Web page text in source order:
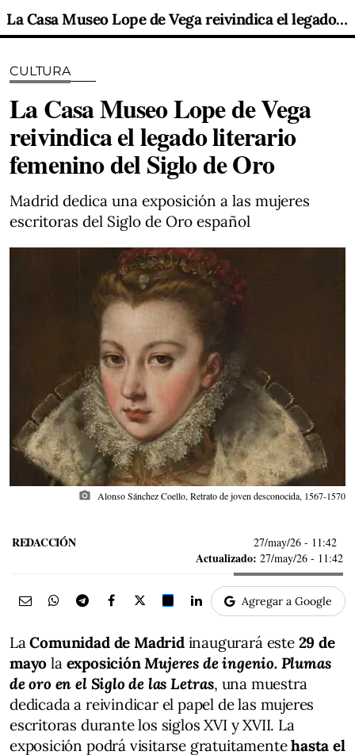
La Casa Museo Lope de Vega reivindica el legado literario femenino del Siglo de Oro
CULTURA
La Casa Museo Lope de Vega
reivindica el legado literario
femenino del Siglo de Oro
Madrid dedica una exposición a las mujeres
escritoras del Siglo de Oro español
photo_camera Alonso Sánchez Coello, Retrato de joven desconocida, 1567-1570
REDACCIÓN 27/may/26 - 11:42
Actualizado: 27/may/26 - 11:42
Agregar a Google
LaComunidad de Madridinaugurará este 29 de
mayo la exposiciónMujeres de ingenio. Plumas
de oro en el Siglo de las Letras, una muestra
dedicada a reivindicar el papel de las mujeres
escritoras durante los siglos XVI y XVII. La
exposición podrá visitarse gratuitamentehasta el